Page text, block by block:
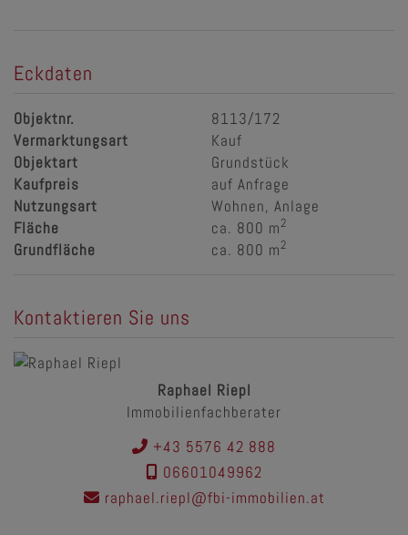
Eckdaten
Objektnr.
8113/172
Vermarktungsart
Kauf
Objektart
Grundstück
Kaufpreis
auf Anfrage
Nutzungsart
Wohnen Anlage
Fläche
ca. 800 m2
Grundfläche ca. 800 m2
Kontaktieren Sie uns
Raphael Riepl
Immobilienfachberater
+43 5576 42 888
06601049962
raphael.riepl@fbi-immobilien.at